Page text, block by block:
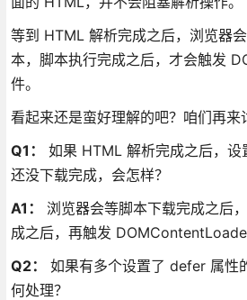
等到 HTML 解析完成之后，浏览器
本，脚本执行完成之后，才会触发
件。
看起来还是蛮好理解的吧？咱们再来
Q1：
如果 HTML 解析完成之后，
还没下载完成，会怎样？
A1：
浏览器会等脚本下载完成之后
成之后，再触发
Q2：
如果有多个设置了 defer 属性
何处理？